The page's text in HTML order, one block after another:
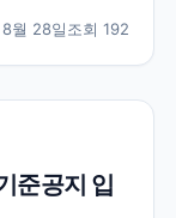
업은 캐나다
월 28일조회 192
준공지 입